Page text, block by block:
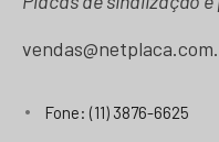
Fone: (11) 3876-6625